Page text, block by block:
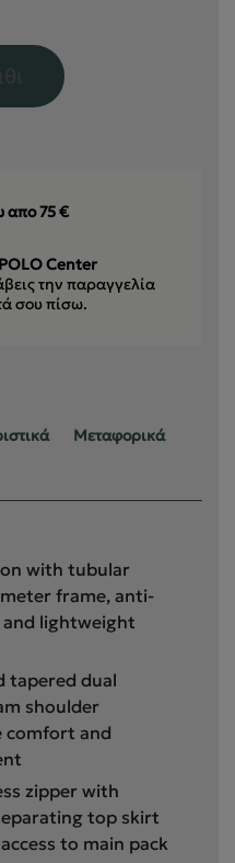
απο 75 €
Center
την παραγγελία
σου πίσω.
Μεταφορικά
with tubular
frame, anti-
lightweight
tapered dual
shoulder
comfort and
zipper with
top skirt
to main pack